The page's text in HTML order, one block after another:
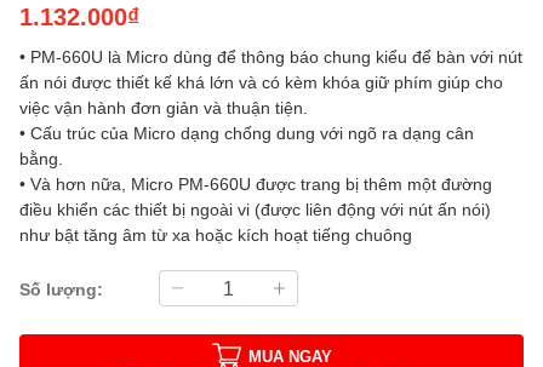
1.132.000₫
• PM-660U là Micro dùng để thông báo chung kiểu để bàn với nút
ấn nói được thiết kế khá lớn và có kèm khóa giữ phím giúp cho
việc vận hành đơn giản và thuận tiện.
• Cấu trúc của Micro dạng chống dung với ngõ ra dạng cân
bằng.
• Và hơn nữa, Micro PM-660U được trang bị thêm một đường
điều khiển các thiết bị ngoài vi (được liên động với nút ấn nói)
như bật tăng âm từ xa hoặc kích hoạt tiếng chuông
Số lượng:
MUA NGAY